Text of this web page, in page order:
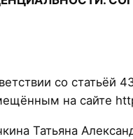
со статьёй
на сайте
Татьяна